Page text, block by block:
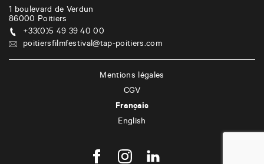
1 boulevard de Verdun
86000 Poitiers
+33(0)5 49 39 40 00
poitiersfilmfestival@tap-poitiers.com
Mentions légales
CGV
Français
English